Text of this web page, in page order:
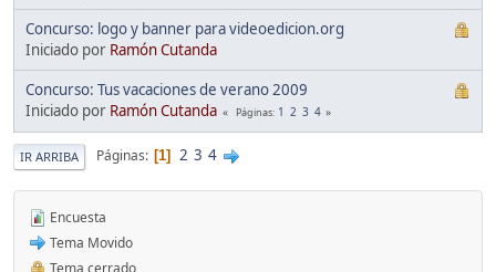
Concurso: logo y banner para videoedicion.org
Iniciado por Ramón Cutanda
Concurso: Tus vacaciones de verano 2009
Iniciado por Ramón Cutanda Páginas 1 2 3 4
IR ARRIBA Páginas 1 2 3 4
Encuesta
Tema Movido
Tema cerrado